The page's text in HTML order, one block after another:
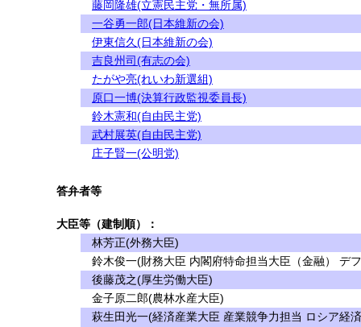
藤岡隆雄(立憲民主党・無所属)
一谷勇一郎(日本維新の会)
伊東信久(日本維新の会)
吉良州司(有志の会)
たがや亮(れいわ新選組)
原口一博(決算行政監視委員長)
鈴木憲和(自由民主党)
武村展英(自由民主党)
庄子賢一(公明党)
答弁者等
大臣等（建制順）：
林芳正(外務大臣)
鈴木俊一(財務大臣 内閣府特命担当大臣（金融） デ
後藤茂之(厚生労働大臣)
金子原二郎(農林水産大臣)
萩生田光一(経済産業大臣 産業競争力担当 ロシア経